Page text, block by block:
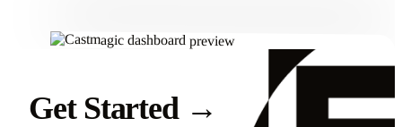
Get Started →